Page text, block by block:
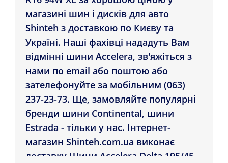
магазині шин і дисків для авто
Shinteh з доставкою по Києву та
Україні. Наші фахівці нададуть Вам
відмінні шини Accelera, зв'яжіться з
нами по email або поштою або
зателефонуйте за мобільним (063)
237-23-73. Ще, замовляйте популярні
бренди шини Continental, шини
Estrada - тільки у нас. Інтернет-
магазин Shinteh.com.ua виконає
доставку Шини Accelera Delta 195/45